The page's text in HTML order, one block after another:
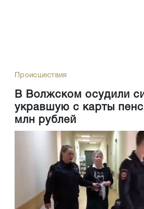
Происшествия
В Волжском осудили
укравшую с карты
млн рублей